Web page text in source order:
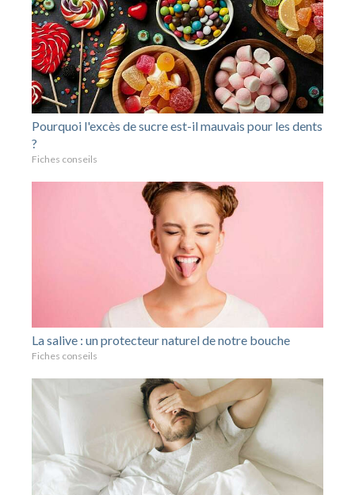
Pourquoi l'excès de sucre est-il mauvais pour les dents
?
Fiches conseils
La salive : un protecteur naturel de notre bouche
Fiches conseils